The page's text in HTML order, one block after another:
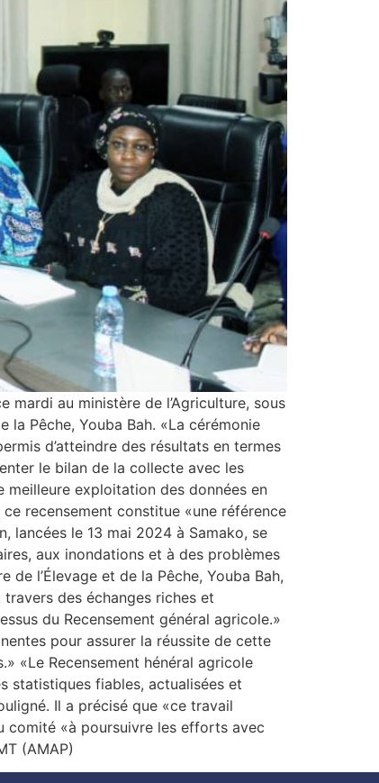
mardi au ministère de l’Agriculture, sous
la Pêche, Youba Bah. «La cérémonie
d’atteindre des résultats en termes
le bilan de la collecte avec les
exploitation des données en
recensement constitue «une référence
lancées le 13 mai 2024 à Samako, se
aux inondations et à des problèmes
l’Élevage et de la Pêche, Youba Bah,
des échanges riches et
du Recensement général agricole.»
pour assurer la réussite de cette
«Le Recensement hénéral agricole
statistiques fiables, actualisées et
Il a précisé que «ce travail
comité «à poursuivre les efforts avec
(AMAP)